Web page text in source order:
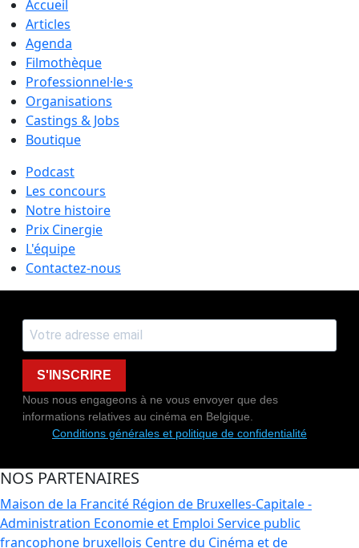
Accueil
Articles
Agenda
Filmothèque
Professionnel·le·s
Organisations
Castings & Jobs
Boutique
Podcast
Les concours
Notre histoire
Prix Cinergie
L'équipe
Contactez-nous
S'INSCRIRE
Nous nous engageons à ne vous envoyer que des
informations relatives au cinéma en Belgique.
Conditions générales et politique de confidentialité
NOS PARTENAIRES
Maison de la Francité Région de Bruxelles-Capitale -
Administration Economie et Emploi Service public
francophone bruxellois Centre du Cinéma et de